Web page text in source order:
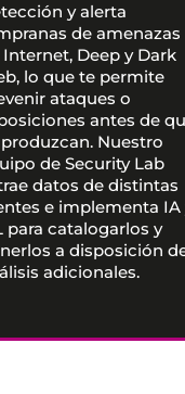
y alerta
de amenazas
Deep y Dark
lo que te permite
ataques o
antes de
Nuestro
de Security Lab
datos de distintas
e implementa IA
para catalogarlos y
a disposición
adicionales.